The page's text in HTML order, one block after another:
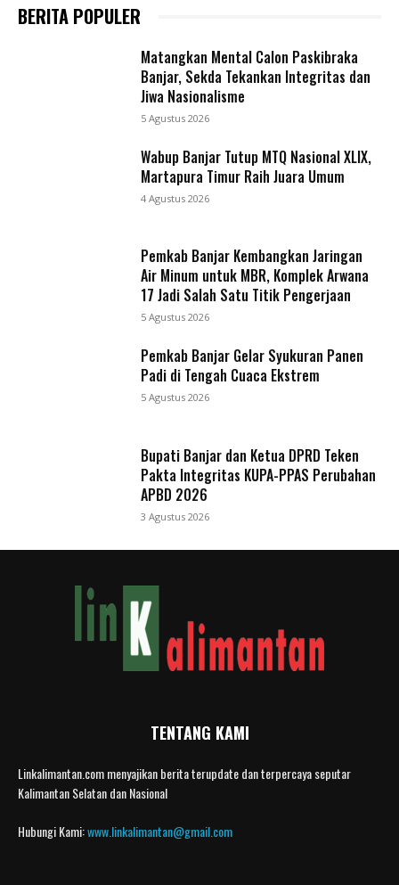
BERITA POPULER
Matangkan Mental Calon Paskibraka
Banjar, Sekda Tekankan Integritas dan
Jiwa Nasionalisme
5 Agustus 2026
Wabup Banjar Tutup MTQ Nasional XLIX,
Martapura Timur Raih Juara Umum
4 Agustus 2026
Pemkab Banjar Kembangkan Jaringan
Air Minum untuk MBR, Komplek Arwana
17 Jadi Salah Satu Titik Pengerjaan
5 Agustus 2026
Pemkab Banjar Gelar Syukuran Panen
Padi di Tengah Cuaca Ekstrem
5 Agustus 2026
Bupati Banjar dan Ketua DPRD Teken
Pakta Integritas KUPA-PPAS Perubahan
APBD 2026
3 Agustus 2026
TENTANG KAMI
Linkalimantan.com menyajikan berita terupdate dan terpercaya seputar
Kalimantan Selatan dan Nasional
Hubungi Kami:www.linkalimantan@gmail.com